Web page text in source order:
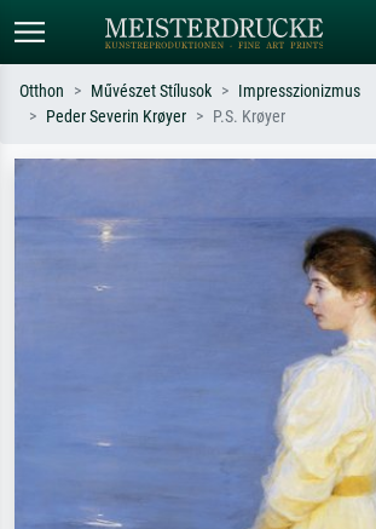
impresszionizmus, Hokusai-hullám,
Otthon Művészet Stílusok
Impresszionizmus
Peder Severin Krøyer
P.S. Krøyer